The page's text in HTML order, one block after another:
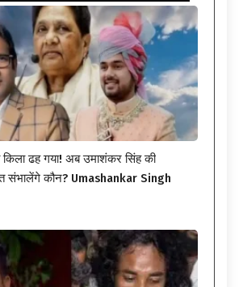
किला ढह गया! अब उमाशंकर सिंह की
संभालेंगे कौन? Umashankar Singh